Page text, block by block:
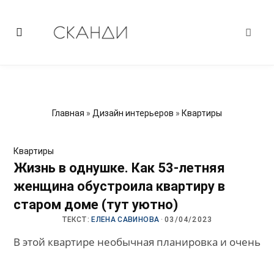
Главная » Дизайн интерьеров » Квартиры
Квартиры
Жизнь в однушке. Как 53-летняя
женщина обустроила квартиру в
старом доме (тут уютно)
ТЕКСТ: ЕЛЕНА САВИНОВА ·03/04/2023
В этой квартире необычная планировка и очень